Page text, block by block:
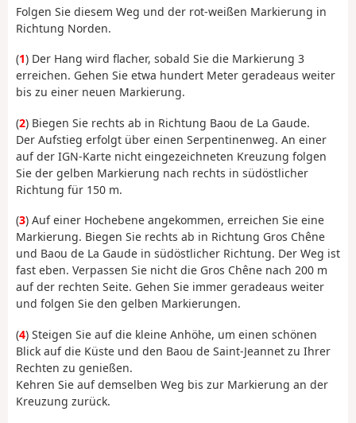
Folgen Sie diesem Weg und der rot-weißen Markierung in
Richtung Norden.
(1) Der Hang wird flacher, sobald Sie die Markierung 3
erreichen. Gehen Sie etwa hundert Meter geradeaus weiter
bis zu einer neuen Markierung.
(2) Biegen Sie rechts ab in Richtung Baou de La Gaude.
Der Aufstieg erfolgt über einen Serpentinenweg. An einer
auf der IGN-Karte nicht eingezeichneten Kreuzung folgen
Sie der gelben Markierung nach rechts in südöstlicher
Richtung für 150 m.
(3) Auf einer Hochebene angekommen, erreichen Sie eine
Markierung. Biegen Sie rechts ab in Richtung Gros Chêne
und Baou de La Gaude in südöstlicher Richtung. Der Weg ist
fast eben. Verpassen Sie nicht die Gros Chêne nach 200 m
auf der rechten Seite. Gehen Sie immer geradeaus weiter
und folgen Sie den gelben Markierungen.
(4) Steigen Sie auf die kleine Anhöhe, um einen schönen
Blick auf die Küste und den Baou de Saint-Jeannet zu Ihrer
Rechten zu genießen.
Kehren Sie auf demselben Weg bis zur Markierung an der
Kreuzung zurück.